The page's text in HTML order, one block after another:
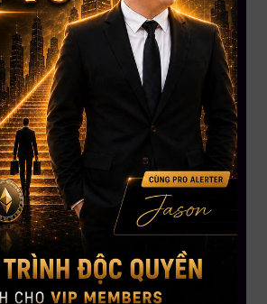
hưởng lợi trực tiếp từ giảm thuế. Một số
sức mạnh giá BTC gần đây được “đỡ”
và BlackRock, làm dấy lên tranh
của xu hướng tăng.
báo rủi ro máy tính lượng tử có thể
sơ quỹ IBIT, BlackRock lần đầu đưa ra
nghệ máy tính lượng tử có thể đe dọa
thuật toán mật mã – nền tảng của mạng
gia đánh giá rủi ro này chưa cận kề,
lý tài sản lớn nhất thế giới đề cập đến
tầm ảnh hưởng dài hạn của công
trường tiền mã hóa.